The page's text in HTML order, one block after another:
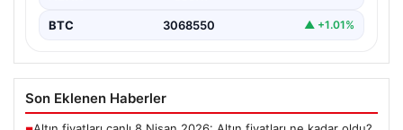
BTC 3068550 ▲ +1.01%
Son Eklenen Haberler